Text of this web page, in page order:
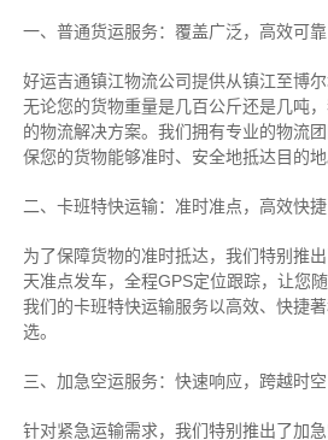
一、普通货运服务：覆盖广泛，高效可靠
好运吉通镇江物流公司提供从镇江至博尔
无论您的货物重量是几百公斤还是几吨
的物流解决方案。我们拥有专业的物流
保您的货物能够准时、安全地抵达目的地
二、卡班特快运输：准时准点，高效快捷
为了保障货物的准时抵达，我们特别推
天准点发车，全程GPS定位跟踪，让您
我们的卡班特快运输服务以高效、快捷
选。
三、加急空运服务：快速响应，跨越时空
针对紧急运输需求，我们特别推出了加